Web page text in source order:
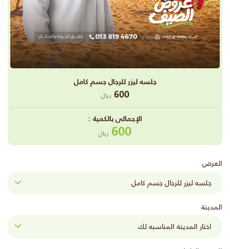
العرض
المدينة
جلسه ليزر للرجال جسم كامل
600 ريال
اﻹجمالى بالكمية :
600 ريال